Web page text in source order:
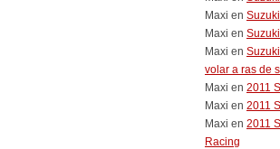
Maxi en
Maxi en
Maxi en
volar a ras de
Maxi en 2011
Maxi en 2011
Maxi en 2011
Racing